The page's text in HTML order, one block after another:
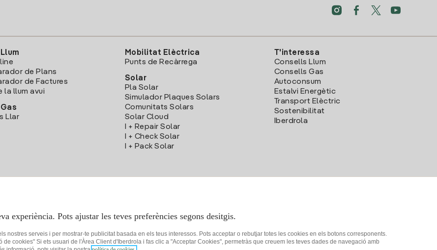
de Plans
de Factures
la llum avui
Gas
Llar
Mobilitat Elèctrica
Punts de Recàrrega
Solar
Pla Solar
Simulador Plaques Solars
Comunitats Solars
Solar Cloud
I + Repair Solar
I + Check Solar
I + Pack Solar
T'interessa
Consells Llum
Consells Gas
Autoconsum
Estalvi Energètic
Transport Elèctric
Sostenibilitat
Iberdrola
experiència. Pots ajustar les teves preferències segons desitgis.
nostres serveis i per mostrar-te publicitat basada en els teus interessos. Pots acceptar o rebutjar totes les cookies en els botons corresponents.
cookies" Si ets usuari de l'Àrea Client d'Iberdrola i fas clic a "Acceptar Cookies", permetràs que creuem les teves dades de navegació amb